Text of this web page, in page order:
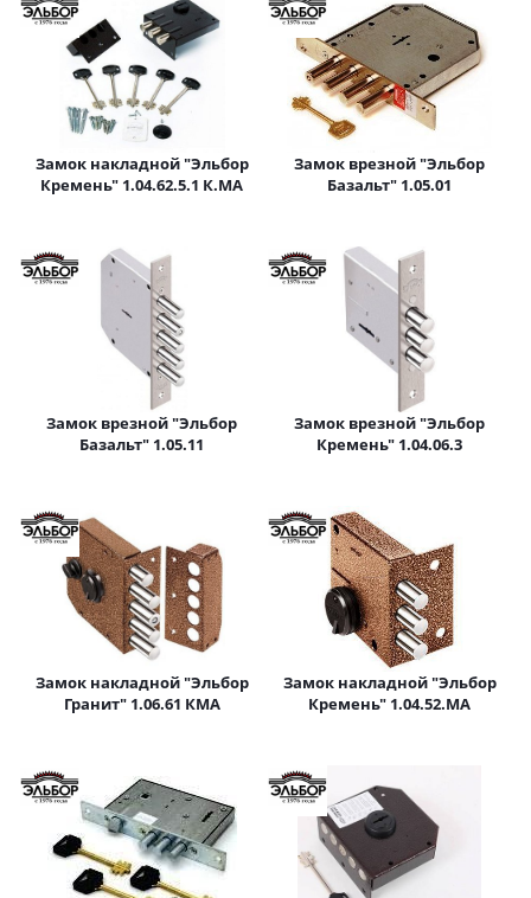
Замок накладной "Эльбор
Кремень" 1.04.62.5.1 К.МА
Замок врезной "Эльбор
Базальт" 1.05.01
Замок врезной "Эльбор
Базальт" 1.05.11
Замок врезной "Эльбор
Кремень" 1.04.06.3
Замок накладной "Эльбор
Гранит" 1.06.61 КМА
Замок накладной "Эльбор
Кремень" 1.04.52.МА